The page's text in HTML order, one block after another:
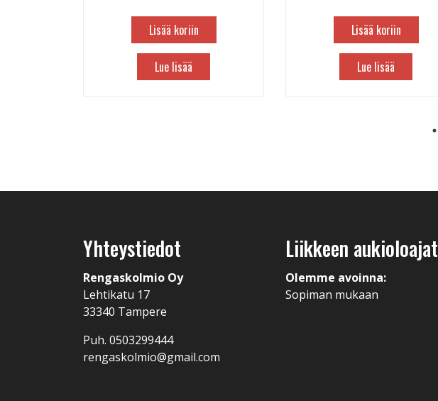
Lisää koriin
Lue lisää
Lisää koriin
Lue lisää
Yhteystiedot
Rengaskolmio Oy
Lehtikatu 17
33340 Tampere
Puh. 0503299444
rengaskolmio@gmail.com
Liikkeen aukioloajat
Olemme avoinna:
Sopiman mukaan